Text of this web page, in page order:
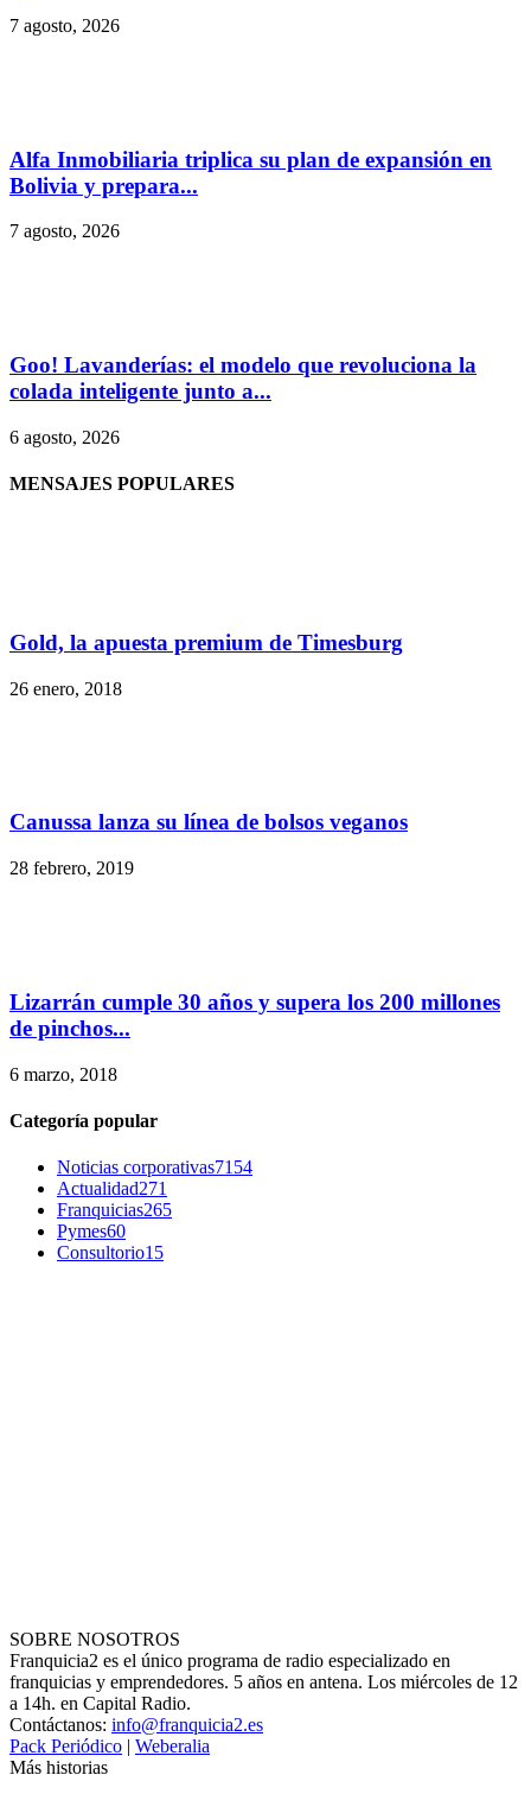
7 agosto, 2026
Alfa Inmobiliaria triplica su plan de expansión en
Bolivia y prepara...
7 agosto, 2026
Goo! Lavanderías: el modelo que revoluciona la
colada inteligente junto a...
6 agosto, 2026
MENSAJES POPULARES
Gold, la apuesta premium de Timesburg
26 enero, 2018
Canussa lanza su línea de bolsos veganos
28 febrero, 2019
Lizarrán cumple 30 años y supera los 200 millones
de pinchos...
6 marzo, 2018
Categoría popular
Noticias corporativas7154
Actualidad271
Franquicias265
Pymes60
Consultorio15
SOBRE NOSOTROS
Franquicia2 es el único programa de radio especializado en
franquicias y emprendedores. 5 años en antena. Los miércoles de 12
a 14h. en Capital Radio.
Contáctanos: info@franquicia2.es
Pack Periódico | Weberalia
Más historias